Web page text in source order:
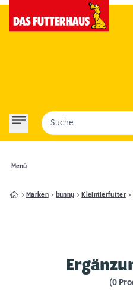
Menü
Suche
Marken bunny Kleintierfutter
(0